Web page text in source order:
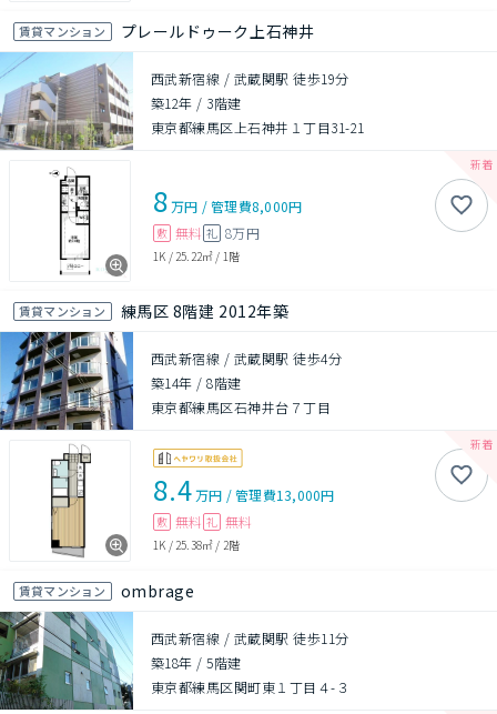
賃貸マンション プレールドゥーク上石神井
西武新宿線 / 武蔵関駅 徒歩19分
築12年 / 3階建
東京都練馬区上石神井１丁目31-21
8万円 /管理費8,000円
敷 無料 礼 8万円
1K / 25.22㎡ / 1階
賃貸マンション 練馬区 8階建 2012年築
西武新宿線 / 武蔵関駅 徒歩4分
築14年 /8階建
東京都練馬区石神井台７丁目
8.4万円 /管理費13,000円
敷 無料 礼 無料
1K /25.38㎡ / 2階
賃貸マンション ombrage
西武新宿線 / 武蔵関駅 徒歩11分
築18年 /5階建
東京都練馬区関町東１丁目４-３